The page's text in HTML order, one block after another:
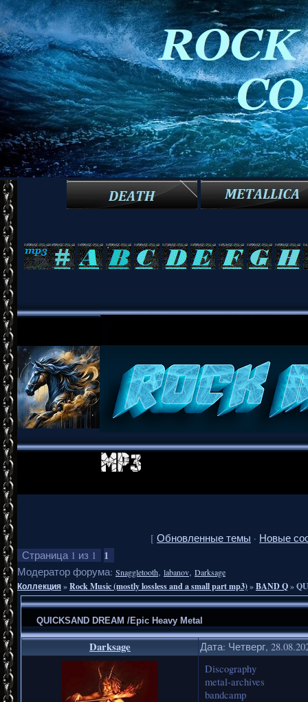
[ Обновленные темы · Новые
Страница 1 из 1 1
Модератор форума: Snaggletooth, labanov, Darksage
Коллекция»Rock Music (mostly lossless and a small part mp3)»BAND Q»
QUICKSAND DREAM /Epic Heavy Metal
Darksage Дата: Четверг,
Discography
metal-archives
bandcamp